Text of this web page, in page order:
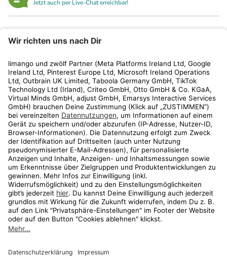
Jetzt auch per Live-Chat erreichbar!
Kundenservice
Shop
Aktionen
Travel